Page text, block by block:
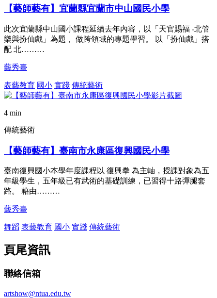
【藝師藝有】宜蘭縣宜蘭市中山國民小學
此次宜蘭縣中山國小課程延續去年內容，以「天官賜福 -北管
樂與扮仙戲」為題， 做跨領域的專題學習。 以「扮仙戲」搭
配 北………
藝秀臺
表藝教育 國小 實踐 傳統藝術
4 min
傳統藝術
【藝師藝有】臺南市永康區復興國民小學
臺南復興國小本學年度課程以 復興拳 為主軸，授課對象為五
年級學生，五年級已有武術的基礎訓練，已習得十路彈腿套
路。 藉由………
藝秀臺
舞蹈 表藝教育 國小 實踐 傳統藝術
頁尾資訊
聯絡信箱
artshow@ntua.edu.tw